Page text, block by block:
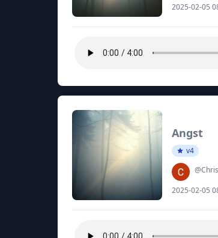
2025-02-05
Angst
v4
2025-02-05